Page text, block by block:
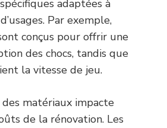
adaptées à
Par exemple,
conçus pour offrir une
des chocs, tandis que
la vitesse de jeu.
matériaux impacte
de la rénovation. Les